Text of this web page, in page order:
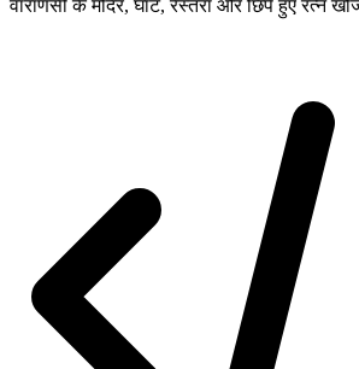
वाराणसी के मंदिर, घाट, रेस्तरां और छिपे हुए रत्न